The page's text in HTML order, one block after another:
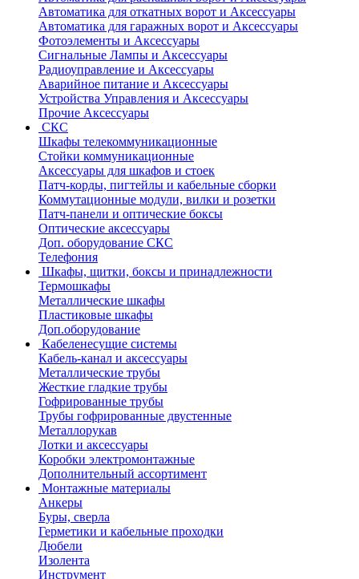
Автоматика для откатных ворот и Аксессуары
Автоматика для гаражных ворот и Аксессуары
Фотоэлементы и Аксессуары
Сигнальные Лампы и Аксессуары
Радиоуправление и Аксессуары
Аварийное питание и Аксессуары
Устройства Управления и Аксессуары
Прочие Аксессуары
СКС
Шкафы телекоммуникационные
Стойки коммуникационные
Аксессуары для шкафов и стоек
Патч-корды, пигтейлы и кабельные сборки
Коммутационные модули, вилки и розетки
Патч-панели и оптические боксы
Оптические аксессуары
Доп. оборудование СКС
Телефония
Шкафы, щитки, боксы и принадлежности
Термошкафы
Металлические шкафы
Пластиковые шкафы
Доп.оборудование
Кабеленесущие системы
Кабель-канал и аксессуары
Металлические трубы
Жесткие гладкие трубы
Гофрированные трубы
Трубы гофрированные двустенные
Металлорукав
Лотки и аксессуары
Коробки электромонтажные
Дополнительный ассортимент
Монтажные материалы
Анкеры
Буры, сверла
Герметики и кабельные проходки
Дюбели
Изолента
Инструмент